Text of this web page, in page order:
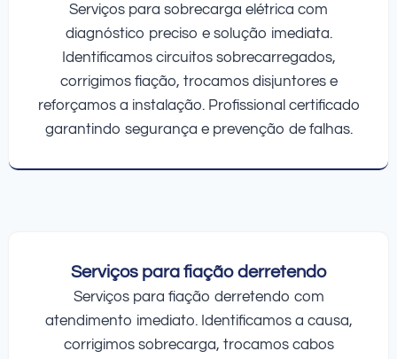
Serviços para sobrecarga elétrica com
diagnóstico preciso e solução imediata.
Identificamos circuitos sobrecarregados,
corrigimos fiação, trocamos disjuntores e
reforçamos a instalação. Profissional certificado
garantindo segurança e prevenção de falhas.
Serviços para fiação derretendo
Serviços para fiação derretendo com
atendimento imediato. Identificamos a causa,
corrigimos sobrecarga, trocamos cabos